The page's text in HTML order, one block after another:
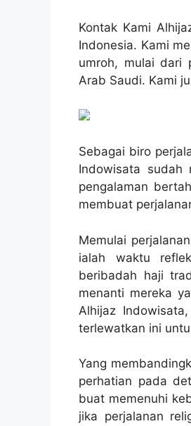
Kontak Kami
Indonesia. Kami
umroh, mulai dari
Arab Saudi. Kami
Sebagai biro
Indowisata sudah
pengalaman
membuat
Memulai
ialah waktu
beribadah haji
menanti mereka
Alhijaz
terlewatkan ini
Yang
perhatian pada
buat memenuhi
jika perjalanan